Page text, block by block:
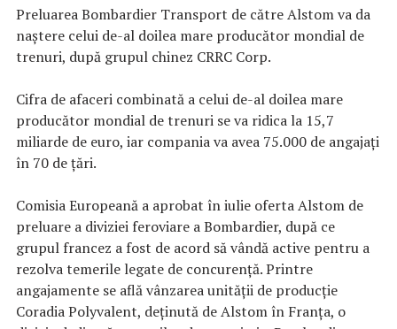
Preluarea Bombardier Transport de către Alstom va da
naştere celui de-al doilea mare producător mondial de
trenuri, după grupul chinez CRRC Corp.
Cifra de afaceri combinată a celui de-al doilea mare
producător mondial de trenuri se va ridica la 15,7
miliarde de euro, iar compania va avea 75.000 de angajaţi
în 70 de ţări.
Comisia Europeană a aprobat în iulie oferta Alstom de
preluare a diviziei feroviare a Bombardier, după ce
grupul francez a fost de acord să vândă active pentru a
rezolva temerile legate de concurenţă. Printre
angajamente se află vânzarea unităţii de producţie
Coradia Polyvalent, deţinută de Alstom în Franţa, o